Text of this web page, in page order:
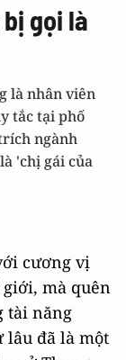
gọi là
là nhân viên
tắc tại phố
ngành
'chị gái của
cương vị
giới, mà quên
tài năng
lâu đã là một